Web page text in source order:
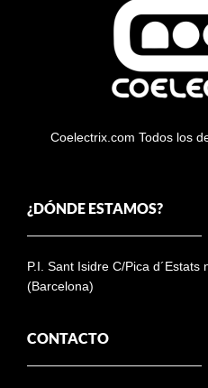
Coelectrix.com Todos los
¿DÓNDE ESTAMOS?
P.I. Sant Isidre C/Pica d´Estats
(Barcelona)
CONTACTO